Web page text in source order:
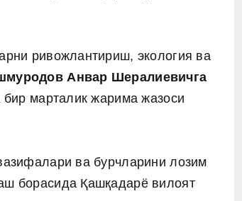
ривожлантириш, экология ва
Анвар Шералиевичга
марталик жарима жазоси
ва бурчларини лозим
борасида Қашқадарё вилоят